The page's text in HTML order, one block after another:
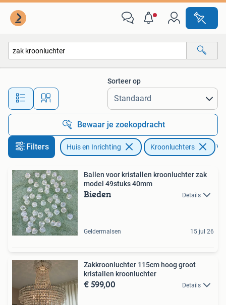
Alle afstanden…
Sorteer op
Bewaar je zoekopdracht
Filters Huis en Inrichting Kroonluchters
Ballen voor kristallen kroonluchter zak
model 49stuks 40mm
Bieden Details
Geldermalsen 15 jul 26
Zakkroonluchter 115cm hoog groot
kristallen kroonluchter
€ 599,00 Details